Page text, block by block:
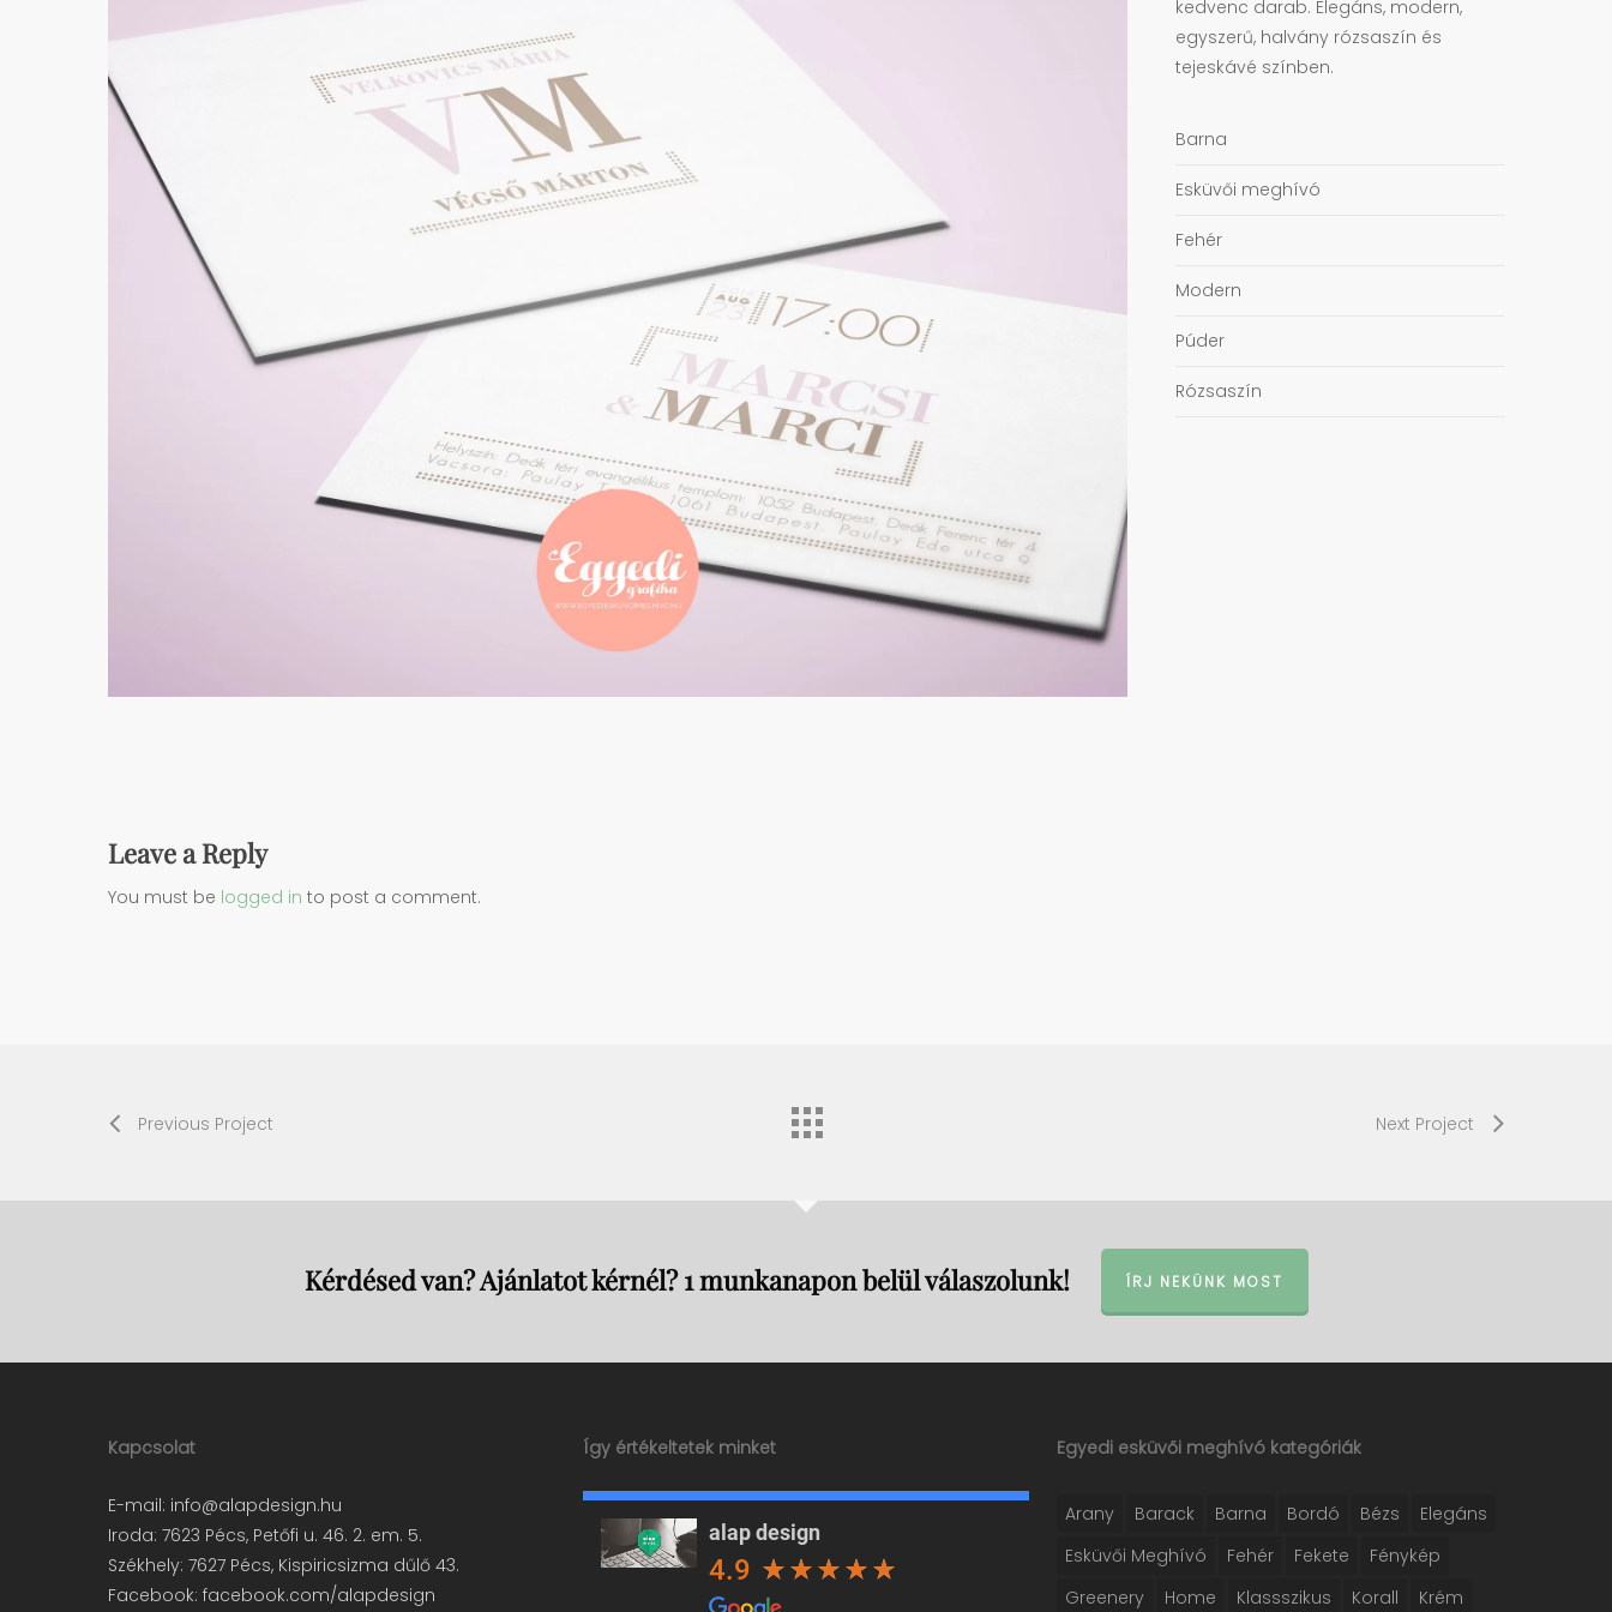
Leave a Reply
You must be logged in to post a comment.
kedvenc darab. Elegáns, modern,
egyszerű, halvány rózsaszín és
tejeskávé színben.
Barna
Esküvői meghívó
Fehér
Modern
Púder
Rózsaszín
Previous Project Next Project
Kérdésed van? Ajánlatot kérnél? 1 munkanapon belül válaszolunk! ÍRJ NEKÜNK MOST
Kapcsolat
E-mail: info@alapdesign.hu
Iroda: 7623 Pécs, Petőfi u. 46. 2. em. 5.
Székhely: 7627 Pécs, Kispiricsizma dűlő 43.
Facebook: facebook.com/alapdesign
Így értékeltetek minket
alap design
4.9
Egyedi esküvői meghívó kategóriák
Arany Barack Barna Bordó Bézs
Elegáns
Esküvői Meghívó
Fehér Fekete
Fénykép
Greenery
Home Klassszikus Korall Krém